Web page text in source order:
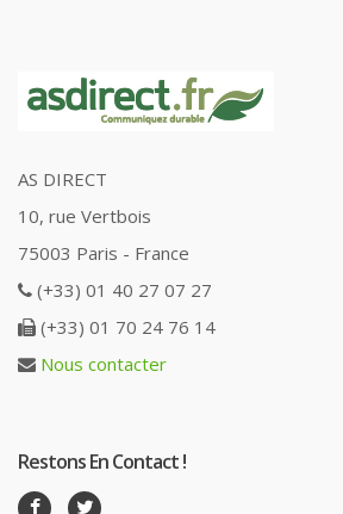
AS DIRECT
10, rue Vertbois
75003 Paris - France
(+33) 01 40 27 07 27
(+33) 01 70 24 76 14
Nous contacter
Restons En Contact !